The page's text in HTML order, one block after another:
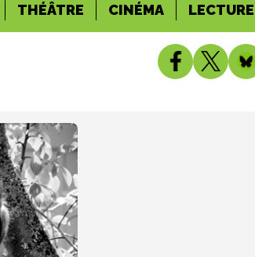
THÉÂTRE CINÉMA LECTURE